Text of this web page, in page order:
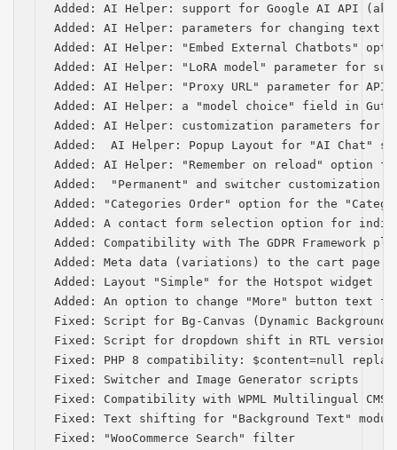
Added: AI Helper: support for Google AI API (aka
Added: AI Helper: parameters for changing text
Added: AI Helper: "Embed External Chatbots"
Added: AI Helper: "LoRA model" parameter for
Added: AI Helper: "Proxy URL" parameter for
Added: AI Helper: a "model choice" field in
Added: AI Helper: customization parameters for
Added:  AI Helper: Popup Layout for "AI Chat"
Added: AI Helper: "Remember on reload" option
Added:  "Permanent" and switcher customization
Added: "Categories Order" option for the
Added: A contact form selection option for
Added: Compatibility with The GDPR Framework
Added: Meta data (variations) to the cart page
Added: Layout "Simple" for the Hotspot widget
Added: An option to change "More" button text
Fixed: Script for Bg-Canvas (Dynamic
Fixed: Script for dropdown shift in RTL version
Fixed: PHP 8 compatibility: $content=null
Fixed: Switcher and Image Generator scripts
Fixed: Compatibility with WPML Multilingual
Fixed: Text shifting for "Background Text"
Fixed: "WooCommerce Search" filter